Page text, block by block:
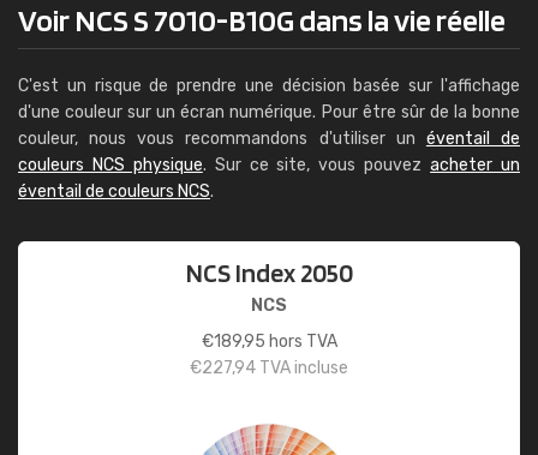
Voir NCS S 7010-B10G dans la vie réelle
C'est un risque de prendre une décision basée sur l'affichage
d'une couleur sur un écran numérique. Pour être sûr de la bonne
couleur, nous vous recommandons d'utiliser un éventail de
couleurs NCS physique. Sur ce site, vous pouvezacheter un
éventail de couleurs NCS.
NCS Index 2050
NCS
€189,95 hors TVA
€227,94 TVA incluse